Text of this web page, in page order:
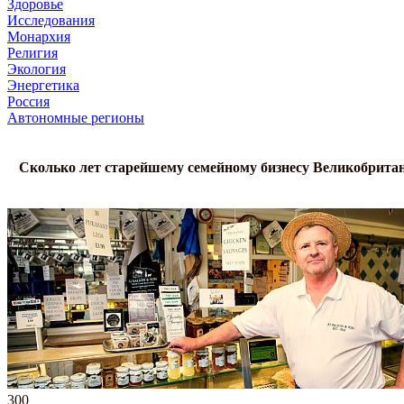
Здоровье
Исследования
Монархия
Религия
Экология
Энергетика
Россия
Автономные регионы
Сколько лет старейшему семейному бизнесу
300